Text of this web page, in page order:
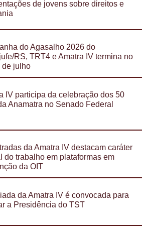
de jovens sobre direitos e
do Agasalho 2026 do
RS, TRT4 e Amatra IV termina no
de julho
IV participa da celebração dos 50
Anamatra no Senado Federal
da Amatra IV destacam caráter
do trabalho em plataformas em
da OIT
da Amatra IV é convocada para
a Presidência do TST